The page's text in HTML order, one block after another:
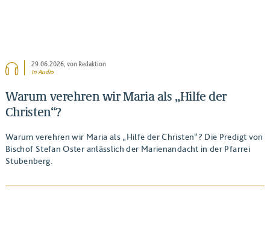
29.06.2026, von Redaktion
In Audio
Warum verehren wir Maria als „Hilfe der
Christen“?
Warum verehren wir Maria als „Hilfe der Christen“? Die Predigt von
Bischof Stefan Oster anlässlich der Marienandacht in der Pfarrei
Stubenberg.